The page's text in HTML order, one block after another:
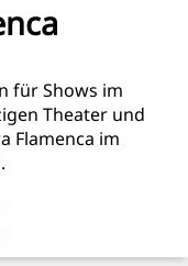
für Shows im
Theater und
Flamenca im